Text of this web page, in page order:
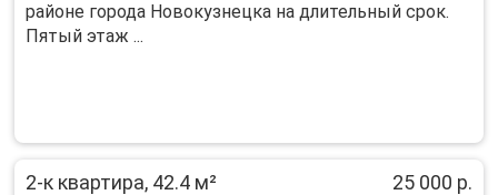
районе города Новокузнецка на длительный срок.
Пятый этаж ...
2-к квартира, 42.4 м² 25 000 р.